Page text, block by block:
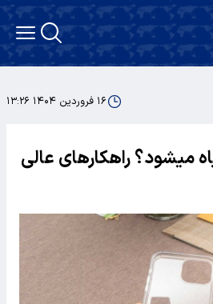
۱۶ فروردین ۱۴۰۴ ۱۳:۲۶
میشود؟ راهکارهای عالی